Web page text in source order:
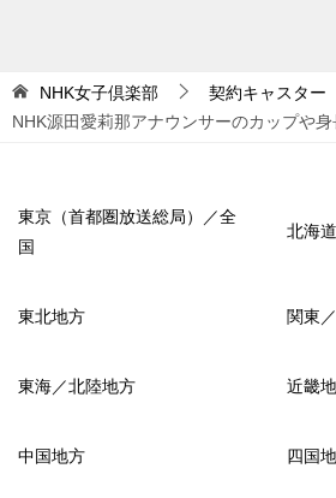
NHK女子倶楽部
契約キャスター
NHK源田愛莉那アナウンサーのカップや身
東京（首都圏放送総局）／全
国
北海
東北地方 関東
東海／北陸地方 近畿
中国地方 四国